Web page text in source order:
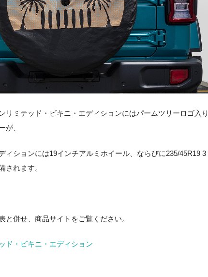
リミテッド・ビキニ・エディションにはパームツリーロゴ入り
が、
ィションには19インチアルミホイール、ならびに235/45R19 3
されます。
と併せ、商品サイトをご覧ください。
ド・ビキニ・エディション